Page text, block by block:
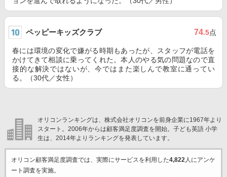
ペッピーキッズクラブ 74.5点
春には環境の変化で嫌がる時期もあったが、スタッフが電話を
かけてきて相談に乗ってくれた。本人のやる気の問題なので直
接的な解決ではないが、今ではまた楽しんで教室に通ってい
る。（30代／女性）
オリコンランキングは、株式会社オリコンを前身企業に1967年より
スタート。2006年からは顧客満足度調査を開始。子ども英語 小学
生は、2014年よりランキングを発表しています。
オリコン顧客満足度調査では、実際にサービスを利用した4,822人にアンケ
ート調査を実施。